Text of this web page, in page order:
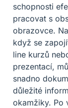
schopnosti
pracovat s
obrazovce.
když se
line kurzů
prezentací,
snadno
důležité
okamžiky. Po